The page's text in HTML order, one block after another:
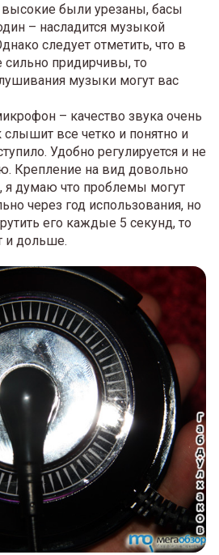
были урезаны, басы
– насладится музыкой
следует отметить, что в
придирчивы, то
музыки могут вас
– качество звука очень
все четко и понятно и
Удобно регулируется и не
Крепление на вид довольно
я думаю что проблемы могут
через год использования, но
его каждые 5 секунд, то
и дольше.